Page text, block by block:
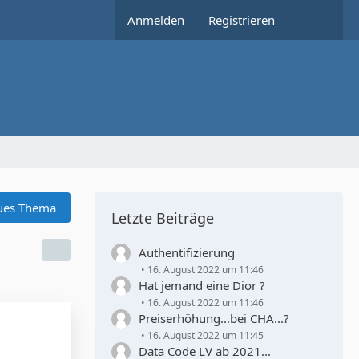
Anmelden Registrieren
Thema
Letzte Beiträge
Authentifizierung
16. August 2022 um 11:46
Hat jemand eine Dior ?
16. August 2022 um 11:46
Preiserhöhung...bei CHA...?
16. August 2022 um 11:45
Data Code LV ab 2021...